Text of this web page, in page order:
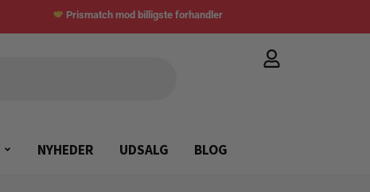
Prismatch mod billigste forhandler
NYHEDER UDSALG BLOG